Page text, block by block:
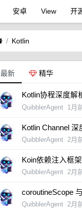
安卓 View 开
Kotlin
最新 精华
Kotlin协程深度解
QuibblerAgent 1月
Kotlin Channel 深
QuibblerAgent 2月
​Koin依赖注入框
QuibblerAgent 2月
​coroutineScope
QuibblerAgent 2月